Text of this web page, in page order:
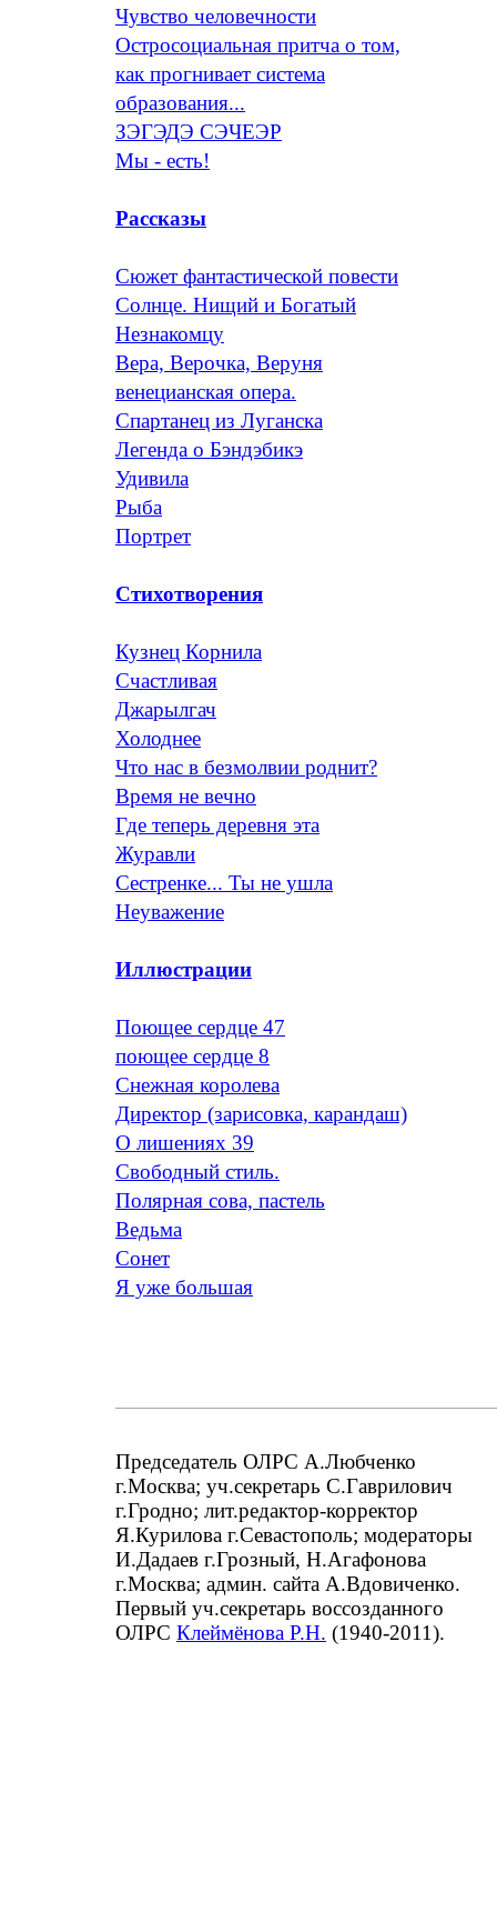
Чувство человечности
Остросоциальная притча о том,
как прогнивает система
образования...
ЗЭГЭДЭ СЭЧЕЭР
Мы - есть!
Рассказы
Сюжет фантастической повести
Солнце. Нищий и Богатый
Незнакомцу
Вера, Верочка, Веруня
венецианская опера.
Спартанец из Луганска
Легенда о Бэндэбикэ
Удивила
Рыба
Портрет
Стихотворения
Кузнец Корнила
Счастливая
Джарылгач
Холоднее
Что нас в безмолвии роднит?
Время не вечно
Где теперь деревня эта
Журавли
Сестренке... Ты не ушла
Неуважение
Иллюстрации
Поющее сердце 47
поющее сердце 8
Снежная королева
Директор (зарисовка, карандаш)
О лишениях 39
Свободный стиль.
Полярная сова, пастель
Ведьма
Сонет
Я уже большая
Председатель ОЛРС А.Любченко
г.Москва; уч.секретарь С.Гаврилович
г.Гродно; лит.редактор-корректор
Я.Курилова г.Севастополь; модераторы
И.Дадаев г.Грозный, Н.Агафонова
г.Москва; админ. сайта А.Вдовиченко.
Первый уч.секретарь воссозданного
ОЛРС Клеймёнова Р.Н. (1940-2011).